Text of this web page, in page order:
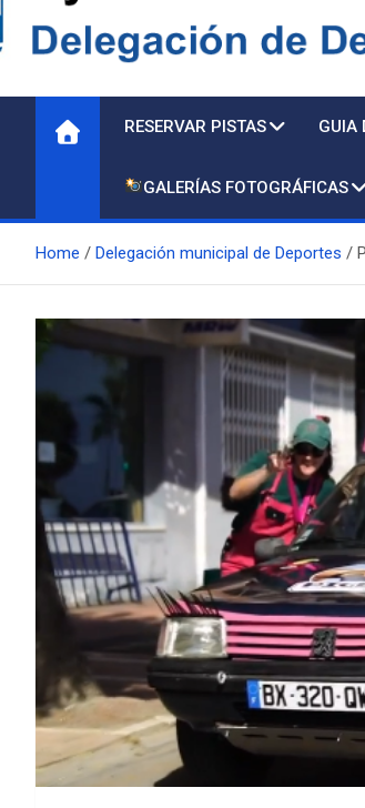
Delegación de
RESERVAR PISTAS GUIA
GALERÍAS FOTOGRÁFICAS
Home Delegación municipal de Deportes